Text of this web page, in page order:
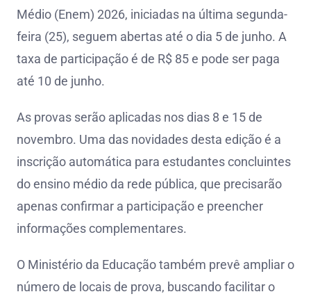
Médio (Enem) 2026, iniciadas na última segunda-
feira (25), seguem abertas até o dia 5 de junho. A
taxa de participação é de R$ 85 e pode ser paga
até 10 de junho.
As provas serão aplicadas nos dias 8 e 15 de
novembro. Uma das novidades desta edição é a
inscrição automática para estudantes concluintes
do ensino médio da rede pública, que precisarão
apenas confirmar a participação e preencher
informações complementares.
O Ministério da Educação também prevê ampliar o
número de locais de prova, buscando facilitar o